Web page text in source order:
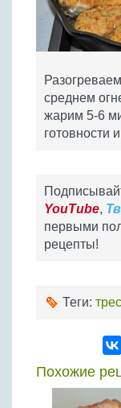
среднем
жарим 5-6
готовности
YouTube,
первыми
рецепты!
Теги:
Похожие